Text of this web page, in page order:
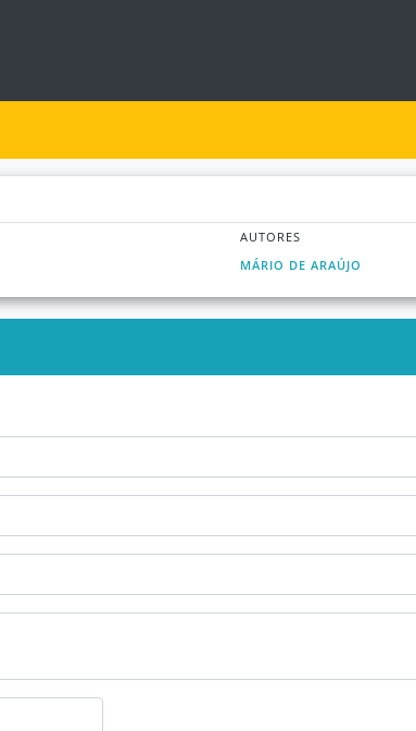
AUTORES
MÁRIO DE ARAÚJO